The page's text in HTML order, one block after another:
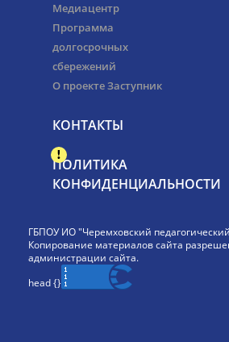
Медиацентр
Программа
долгосрочных
сбережений
О проекте Заступник
КОНТАКТЫ
ПОЛИТИКА
КОНФИДЕНЦИАЛЬНОСТИ
ГБПОУ ИО "Черемховский
Копирование материалов сайта
администрации сайта.
head {}